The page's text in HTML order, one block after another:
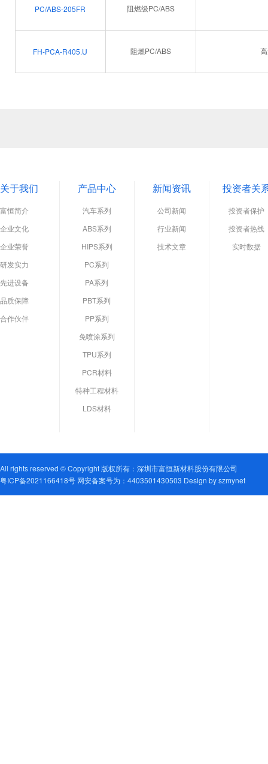
PC/ABS-205FR 阻燃级PC/ABS
FH-PCA-R405.U 阻燃PC/ABS
关于我们
富恒简介
企业文化
企业荣誉
研发实力
先进设备
品质保障
合作伙伴
产品中心
汽车系列
ABS系列
HIPS系列
PC系列
PA系列
PBT系列
PP系列
免喷涂系列
TPU系列
PCR材料
特种工程材料
LDS材料
新闻资讯
公司新闻
行业新闻
技术文章
投资者关
投资者保护
投资者热线
实时数据
All rights reserved © Copyright 版权所有：深圳市富恒新材料股份有限公司
粤ICP备2021166418号 网安备案号为：4403501430503 Design by szmynet